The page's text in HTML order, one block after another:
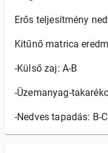
Erős teljesítmény
Kitűnő matrica
-Külső zaj: A-B
-Üzemanyag-
-Nedves tapadás: B-C